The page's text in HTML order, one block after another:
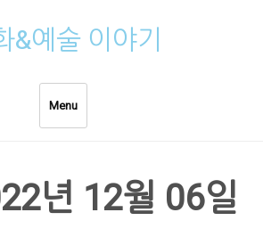
&예술 이야기
Menu
년 12월 06일